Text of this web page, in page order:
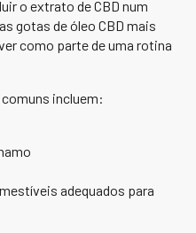
o extrato de CBD num
gotas de óleo CBD mais
como parte de uma rotina
incluem:
adequados para